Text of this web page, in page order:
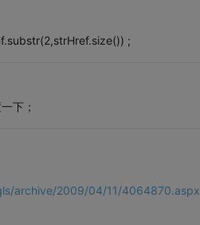
;
下；
archive/2009/04/11/4064870.aspx